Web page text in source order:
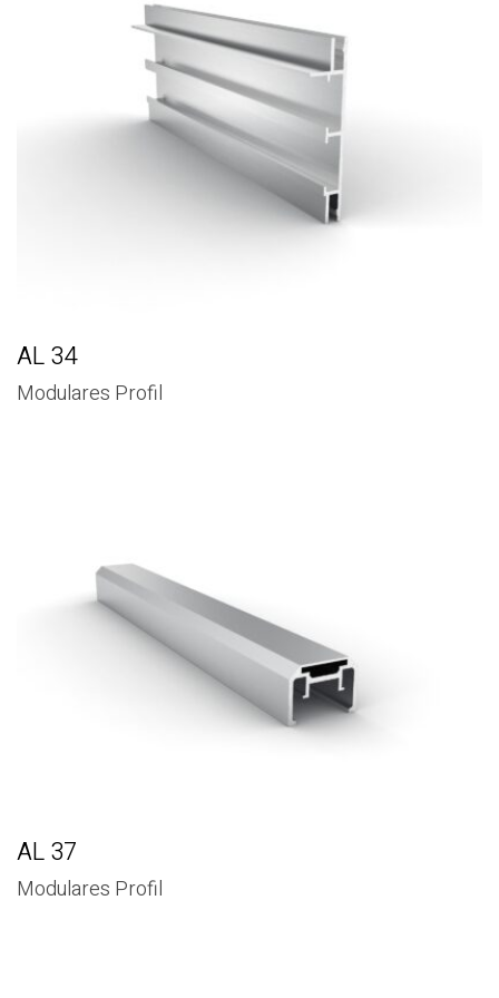
AL 34
Modulares Profil
AL 37
Modulares Profil